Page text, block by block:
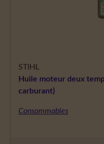
STIHL
Huile moteur deux
carburant)
Consommables